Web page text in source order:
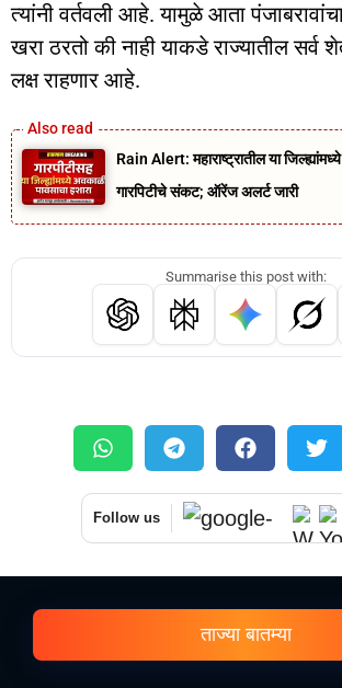
त्यांनी वर्तवली आहे. यामुळे आता
खरा ठरतो की नाही याकडे राज्यातील सर्व
लक्ष राहणार आहे.
Rain Alert: महाराष्ट्रातील या
गारपिटीचे संकट; ऑरेंज अलर्ट जारी
Summarise this post with:
Follow us
ताज्या बातम्या